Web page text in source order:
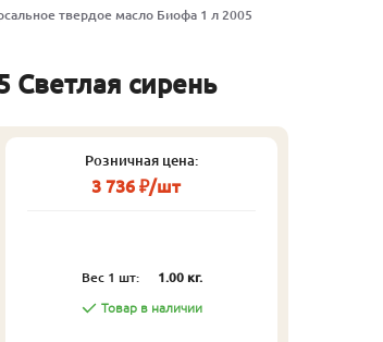
твердое масло Биофа 1 л 2005
Светлая сирень
Розничная цена:
3 736 ₽/шт
Вес 1 шт: 1.00 кг.
Товар в наличии